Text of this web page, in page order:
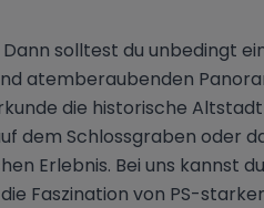
solltest du unbedingt
atemberaubenden
die historische
dem Schlossgraben oder
Erlebnis. Bei uns kannst
Faszination von PS-